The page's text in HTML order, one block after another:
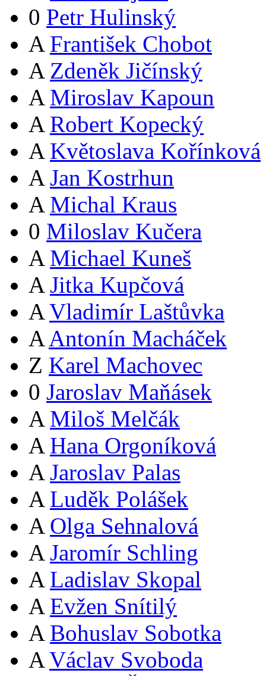
0 Petr Hulinský
A František Chobot
A Zdeněk Jičínský
A Miroslav Kapoun
A Robert Kopecký
A Květoslava Kořínková
A Jan Kostrhun
A Michal Kraus
0 Miloslav Kučera
A Michael Kuneš
A Jitka Kupčová
A Vladimír Laštůvka
A Antonín Macháček
Z Karel Machovec
0 Jaroslav Maňásek
A Miloš Melčák
A Hana Orgoníková
A Jaroslav Palas
A Luděk Polášek
A Olga Sehnalová
A Jaromír Schling
A Ladislav Skopal
A Evžen Snítilý
A Bohuslav Sobotka
A Václav Svoboda